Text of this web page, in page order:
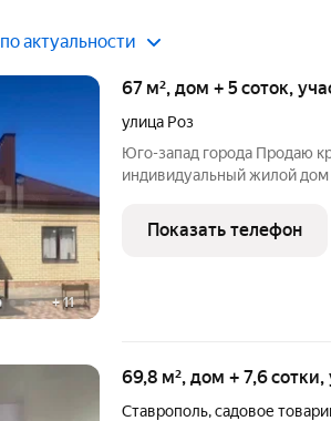
по актуальности
+11
67 м², дом + 5 соток,
улица Роз
Юго-запад города Продаю красивый, современный
индивидуальный жилой дом просторный холл; две
(в общую площадь не входит); дополнительная
гардеробная;
Показать телефон
69,8 м², дом + 7,6 сотки,
Ставрополь,садовое